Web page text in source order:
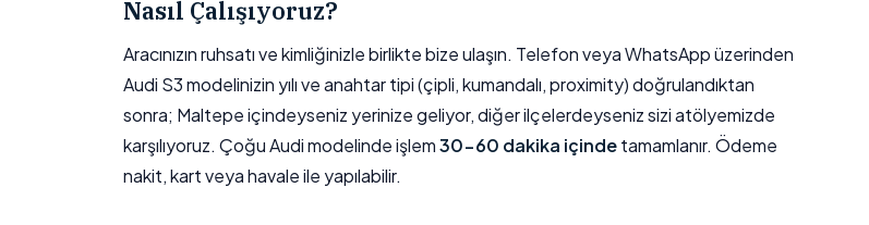
Nasıl Çalışıyoruz?
Aracınızın ruhsatı ve kimliğinizle birlikte bize ulaşın. Telefon veya WhatsApp üzerinden
Audi S3 modelinizin yılı ve anahtar tipi (çipli, kumandalı, proximity) doğrulandıktan
sonra; Maltepe içindeyseniz yerinize geliyor, diğer ilçelerdeyseniz sizi atölyemizde
karşılıyoruz. Çoğu Audi modelinde işlem30-60 dakika içindetamamlanır. Ödeme
nakit, kart veya havale ile yapılabilir.